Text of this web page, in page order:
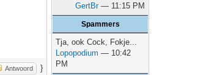
Antwoord }
GertBr— 11:15 PM
Spammers
Tja, ook Cock, Fokje...
Lopopodium — 10:42
PM